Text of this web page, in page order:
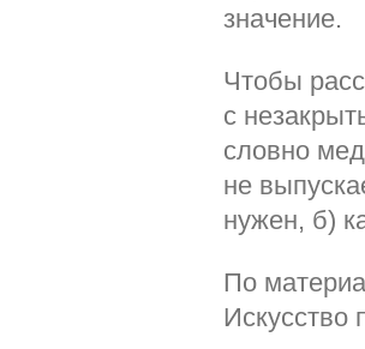
значение.
Чтобы
с
словно
не
нужен, б)
По
Искусство